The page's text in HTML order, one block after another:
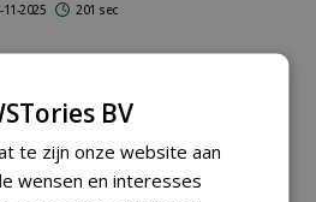
11-2025 201 sec
BV
te zijn onze website aan
wensen en interesses